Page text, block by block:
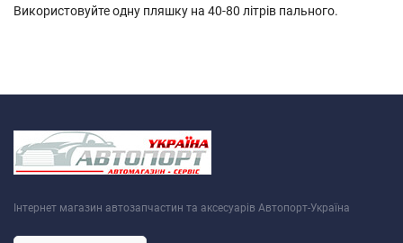
Використовуйте одну пляшку на 40-80 літрів пального.
Інтернет магазин автозапчастин та аксесуарів Автопорт-Україна